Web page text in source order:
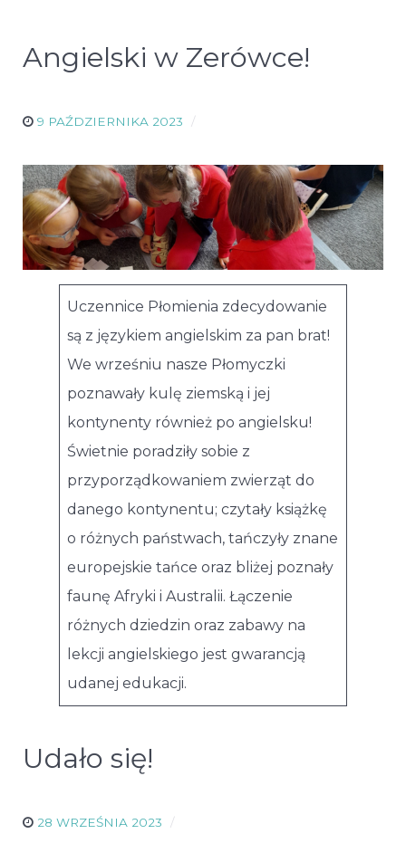
Angielski w Zerówce!
9 PAŹDZIERNIKA 2023
Uczennice Płomienia zdecydowanie
są z językiem angielskim za pan brat!
We wrześniu nasze Płomyczki
poznawały kulę ziemską i jej
kontynenty również po angielsku!
Świetnie poradziły sobie z
przyporządkowaniem zwierząt do
danego kontynentu; czytały książkę
o różnych państwach, tańczyły znane
europejskie tańce oraz bliżej poznały
faunę Afryki i Australii. Łączenie
różnych dziedzin oraz zabawy na
lekcji angielskiego jest gwarancją
udanej edukacji.
Udało się!
28 WRZEŚNIA 2023